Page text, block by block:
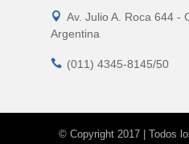
 Av. Julio A. Roca 644 -
Argentina
 (011) 4345-8145/50
© Copyright 2017 | Todos